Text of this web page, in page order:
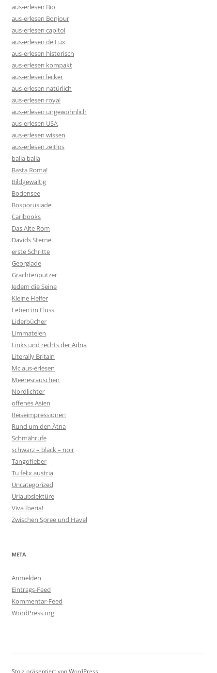
aus-erlesen Bio
aus-erlesen Bonjour
aus-erlesen capitol
aus-erlesen de Lux
aus-erlesen historisch
aus-erlesen kompakt
aus-erlesen lecker
aus-erlesen natürlich
aus-erlesen royal
aus-erlesen ungewöhnlich
aus-erlesen USA
aus-erlesen wissen
aus-erlesen zeitlos
balla balla
Basta Roma!
Bildgewaltig
Bodensee
Bosporusiade
Caribooks
Das Alte Rom
Davids Sterne
erste Schritte
Georgiade
Grachtenputzer
Jedem die Seine
Kleine Helfer
Leben im Fluss
Liderbücher
Limmateien
Links und rechts der Adria
Literally Britain
Mc aus-erlesen
Meeresrauschen
Nordlichter
offenes Asien
Reiseimpressionen
Rund um den Ätna
Schmährufe
schwarz – black – noir
Tangofieber
Tu felix austria
Uncategorized
Urlaubslektüre
Viva Iberia!
Zwischen Spree und Havel
META
Anmelden
Eintrags-Feed
Kommentar-Feed
WordPress.org
Stolz präsentiert von WordPress